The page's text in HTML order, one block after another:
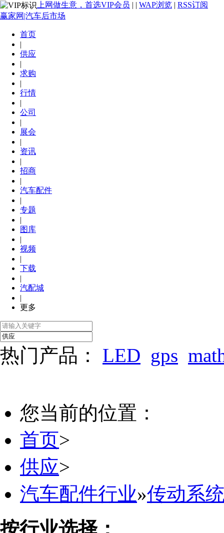
上网做生意，首选VIP会员 | | WAP浏览 | RSS订阅
赢家网|汽车后市场
首页
|
供应
|
求购
|
行情
|
公司
|
展会
|
资讯
|
招商
|
汽车配件
|
专题
|
图库
|
视频
|
下载
|
汽配城
|
更多
热门产品： LED gps
您当前的位置：
首页>
供应>
汽车配件行业»传动系
按行业选择：